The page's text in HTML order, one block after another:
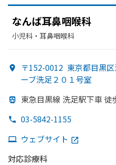
なんば耳鼻咽喉科
小児科・​耳鼻咽喉科
〒152-0012 東京都目黒
ーブ洗足２０１号室
東急目黒線 洗足駅下車 徒
03-5842-1155
ウェブサイト
対応診療科